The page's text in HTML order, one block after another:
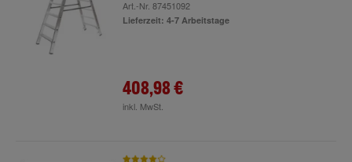
Art.-Nr. 87451092
Lieferzeit: 4-7 Arbeitstage
408,98 €
inkl. MwSt.